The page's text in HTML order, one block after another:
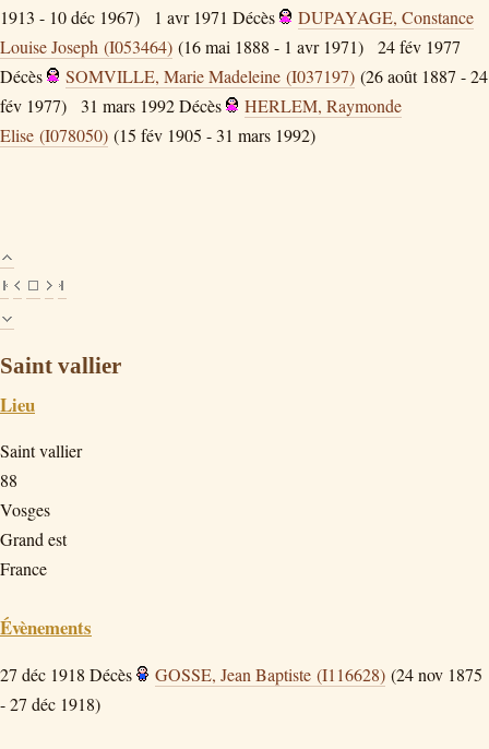
1913 - 10 déc 1967) 1 avr 1971 Décès
DUPAYAGE, Constance
Louise Joseph (I053464) (16 mai 1888 - 1 avr 1971)
24 fév 1977
Décès
SOMVILLE, Marie Madeleine (I037197) (26 août 1887 - 24
fév 1977)
31 mars 1992Décès
HERLEM, Raymonde
Elise (I078050) (15 fév 1905 - 31 mars 1992)
Saint vallier
Lieu
Saint vallier
88
Vosges
Grand est
France
Évènements
27 déc 1918 Décès GOSSE, Jean Baptiste (I116628) (24 nov 1875
- 27 déc 1918)